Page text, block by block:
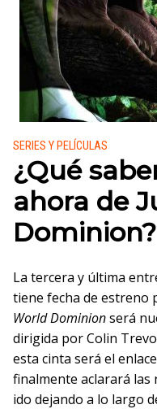
Publicado en:
SERIES Y PELÍCULAS
¿Qué
ahora de
Dominion?
La tercera y última
tiene fecha de estreno
World Dominionserá
dirigida por Colin
esta cinta será el
finalmente aclarará las
ido dejando a lo largo